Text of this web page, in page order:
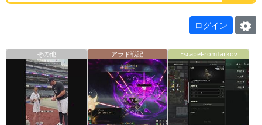
ログイン
その他 アラド戦記 EscapeFromTarkov